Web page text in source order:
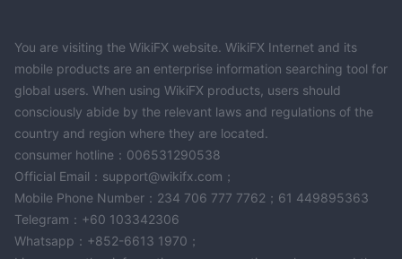
You are visiting the WikiFX website. WikiFX Internet and its
mobile products are an enterprise information searching tool for
global users. When using WikiFX products, users should
consciously abide by the relevant laws and regulations of the
country and region where they are located.
consumer hotline：006531290538
Official Email：support@wikifx.com；
Mobile Phone Number：234 706 777 7762；61 449895363
Telegram：+60 103342306
Whatsapp：+852-6613 1970；